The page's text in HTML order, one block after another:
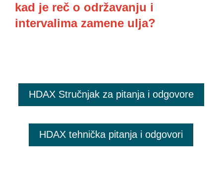
kad je reč o održavanju i
intervalima zamene ulja?
HDAX Stručnjak za pitanja i odgovore
HDAX tehnička pitanja i odgovori